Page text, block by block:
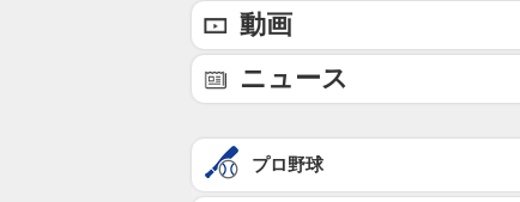
動画
ニュース
プロ野球